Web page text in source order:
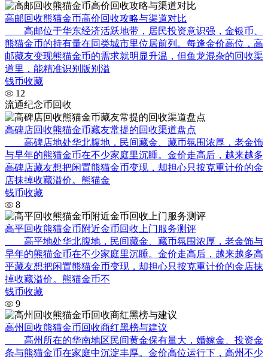
高邮回收熊猫金币高价回收攻略与渠道对比
高邮位于华东经济活跃地带，居民投资意识强，金银币、
熊猫金币的持有量在同类城市里位居前列。每逢金价高位，高
邮藏友变现熊猫金币的需求就明显升温，但鱼龙混杂的回收渠
道里，能精准识别版别溢
钱币收藏
12
流通纪念币回收
高碑店回收熊猫金币藏友常提的回收渠道盘点
高碑店地处华北腹地，民间藏金、藏币氛围浓厚，老金饰
与早年的熊猫金币在不少家庭里沉睡。金价走高后，越来越多
高碑店藏友想把闲置熊猫金币变现，却担心只按克重计价的金
店抹掉收藏溢价。熊猫金
钱币收藏
8
高平回收熊猫金币附近金币回收上门服务测评
高平地处华北腹地，民间藏金、藏币氛围浓厚，老金饰与
早年的熊猫金币在不少家庭里沉睡。金价走高后，越来越多高
平藏友想把闲置熊猫金币变现，却担心只按克重计价的金店抹
掉收藏溢价。熊猫金币不
钱币收藏
9
高州回收熊猫金币回收商红黑榜与建议
高州所在的华南地区民间黄金保有量大，婚嫁金、投资金
条与熊猫金币在家庭中沉淀丰厚。金价高位运行下，高州不少